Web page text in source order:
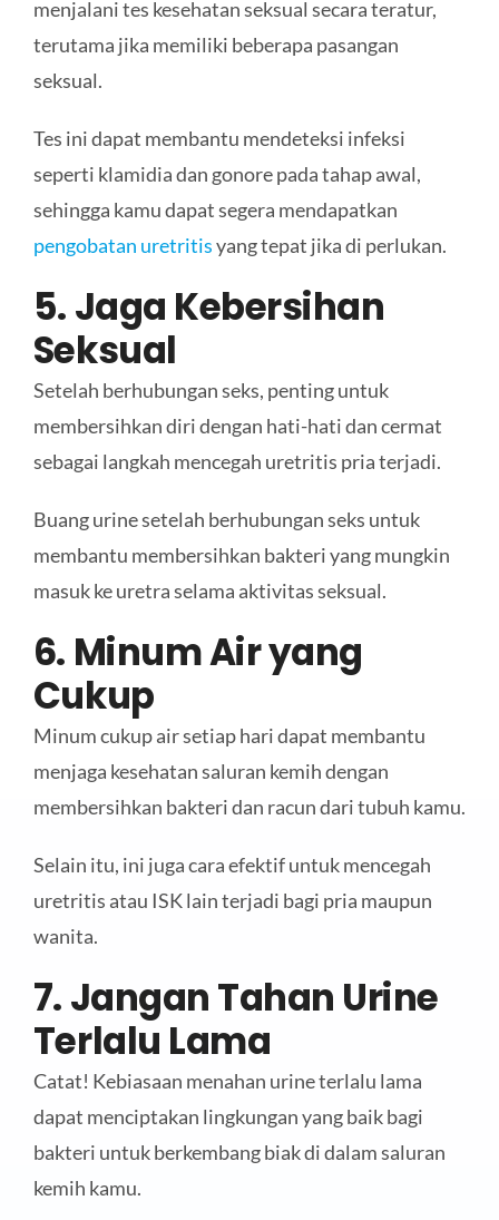
menjalani tes kesehatan seksual secara teratur,
terutama jika memiliki beberapa pasangan
seksual.
Tes ini dapat membantu mendeteksi infeksi
seperti klamidia dan gonore pada tahap awal,
sehingga kamu dapat segera mendapatkan
pengobatan uretritisyang tepat jika di perlukan.
5. Jaga Kebersihan
Seksual
Setelah berhubungan seks, penting untuk
membersihkan diri dengan hati-hati dan cermat
sebagai langkah mencegah uretritis pria terjadi.
Buang urine setelah berhubungan seks untuk
membantu membersihkan bakteri yang mungkin
masuk ke uretra selama aktivitas seksual.
6. Minum Air yang
Cukup
Minum cukup air setiap hari dapat membantu
menjaga kesehatan saluran kemih dengan
membersihkan bakteri dan racun dari tubuh kamu.
Selain itu, ini juga cara efektif untuk mencegah
uretritis atau ISK lain terjadi bagi pria maupun
wanita.
7. Jangan Tahan Urine
Terlalu Lama
Catat! Kebiasaan menahan urine terlalu lama
dapat menciptakan lingkungan yang baik bagi
bakteri untuk berkembang biak di dalam saluran
kemih kamu.